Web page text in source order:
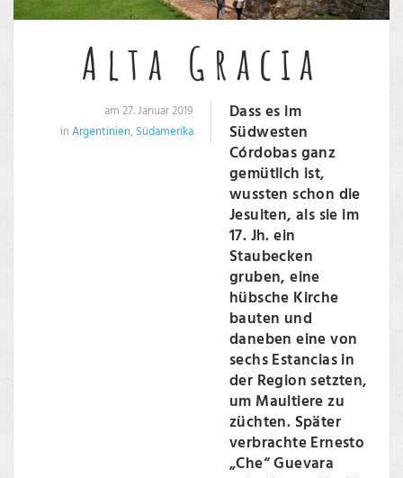
Alta Gracia
am 27. Januar 2019
inArgentinien, Südamerika
Dass es im
Südwesten
Córdobas ganz
gemütlich ist,
wussten schon die
Jesuiten, als sie im
17. Jh. ein
Staubecken
gruben, eine
hübsche Kirche
bauten und
daneben eine von
sechs Estancias in
der Region setzten,
um Maultiere zu
züchten. Später
verbrachte Ernesto
„Che“ Guevara